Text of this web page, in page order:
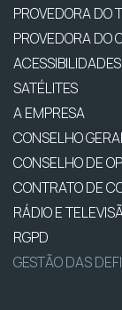
PROVEDORA DO
PROVEDORA DO
ACESSIBILIDADES
SATÉLITES
A EMPRESA
CONSELHO
CONSELHO DE
CONTRATO DE
RÁDIO E
RGPD
GESTÃO DAS